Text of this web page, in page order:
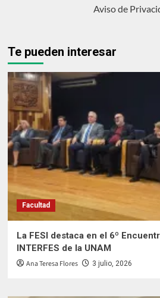
Aviso de
Te pueden interesar
Facultad
La FESI destaca en el 6º
INTERFES de la UNAM
Ana Teresa Flores 3 julio, 2026